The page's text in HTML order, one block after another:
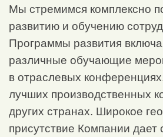
Мы стремимся комплексно
развитию и обучению
Программы развития
различные обучающие
в отраслевых
лучших производственных
других странах. Широкое
присутствие Компании дает